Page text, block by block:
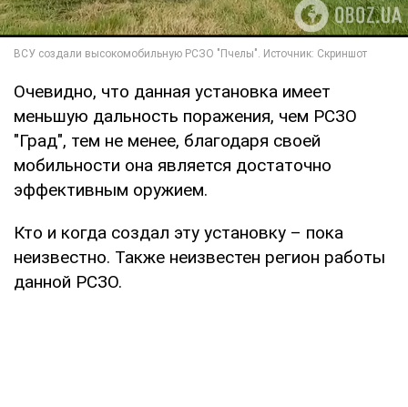
Очевидно, что данная установка имеет
меньшую дальность поражения, чем РСЗО
"Град", тем не менее, благодаря своей
мобильности она является достаточно
эффективным оружием.
Кто и когда создал эту установку – пока
неизвестно. Также неизвестен регион работы
данной РСЗО.